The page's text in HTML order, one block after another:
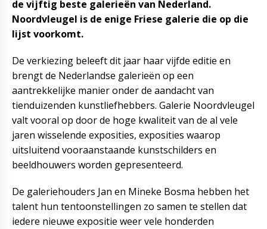
de vijftig beste galerieën van Nederland.
Noordvleugel is de enige Friese galerie die op die
lijst voorkomt.
De verkiezing beleeft dit jaar haar vijfde editie en
brengt de Nederlandse galerieën op een
aantrekkelijke manier onder de aandacht van
tienduizenden kunstliefhebbers. Galerie Noordvleugel
valt vooral op door de hoge kwaliteit van de al vele
jaren wisselende exposities, exposities waarop
uitsluitend vooraanstaande kunstschilders en
beeldhouwers worden gepresenteerd.
De galeriehouders Jan en Mineke Bosma hebben het
talent hun tentoonstellingen zo samen te stellen dat
iedere nieuwe expositie weer vele honderden